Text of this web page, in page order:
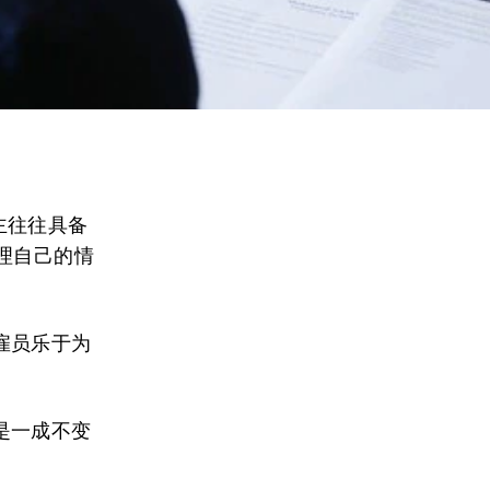
往具备
自己的情
员乐于为
一成不变